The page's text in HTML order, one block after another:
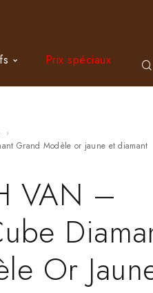
Prix spéciaux
Grand Modèle or jaune et diamant
VAN –
Or